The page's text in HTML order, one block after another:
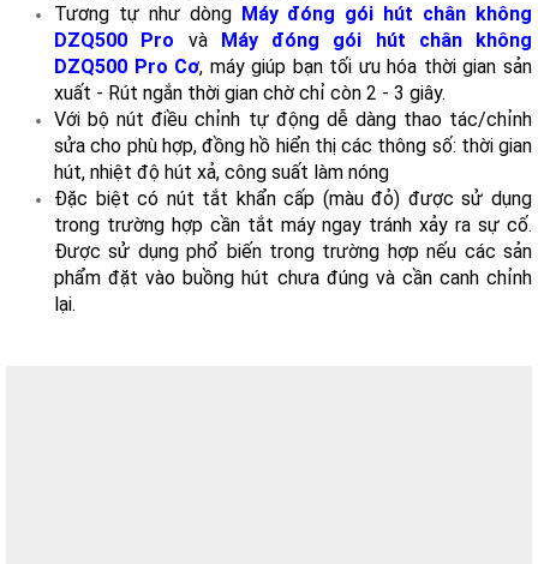
Tương tự như dòng Máy đóng gói hút chân không
DZQ500 Pro và Máy đóng gói hút chân không
DZQ500 Pro Cơ, máy giúp bạn tối ưu hóa thời gian sản
xuất - Rút ngắn thời gian chờ chỉ còn 2 - 3 giây.
Với bộ nút điều chỉnh tự động dễ dàng thao tác/chỉnh
sửa cho phù hợp, đồng hồ hiển thị các thông số: thời gian
hút, nhiệt độ hút xả, công suất làm nóng
Đặc biệt có nút tắt khẩn cấp (màu đỏ) được sử dụng
trong trường hợp cần tắt máy ngay tránh xảy ra sự cố.
Được sử dụng phổ biến trong trường hợp nếu các sản
phẩm đặt vào buồng hút chưa đúng và cần canh chỉnh
lại.